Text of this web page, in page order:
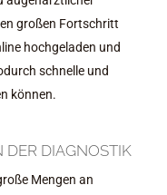
großen Fortschritt
hochgeladen und
schnelle und
können.
DIAGNOSTIK
Mengen an